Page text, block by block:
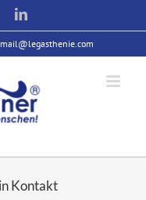
LinkedIn
mail@legasthenie.com
Kontakt